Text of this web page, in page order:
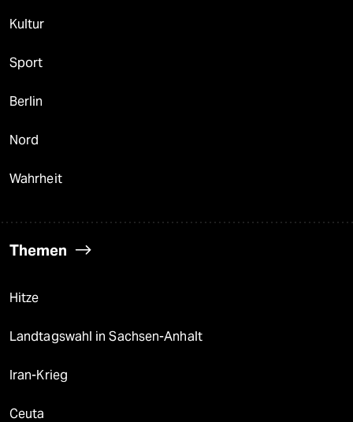
Kultur
Sport
Berlin
Nord
Wahrheit
Themen
Hitze
Landtagswahl in Sachsen-Anhalt
Iran-Krieg
Ceuta